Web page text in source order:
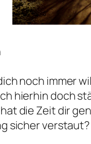
noch immer
hierhin doch
die Zeit dir
sicher verstaut?